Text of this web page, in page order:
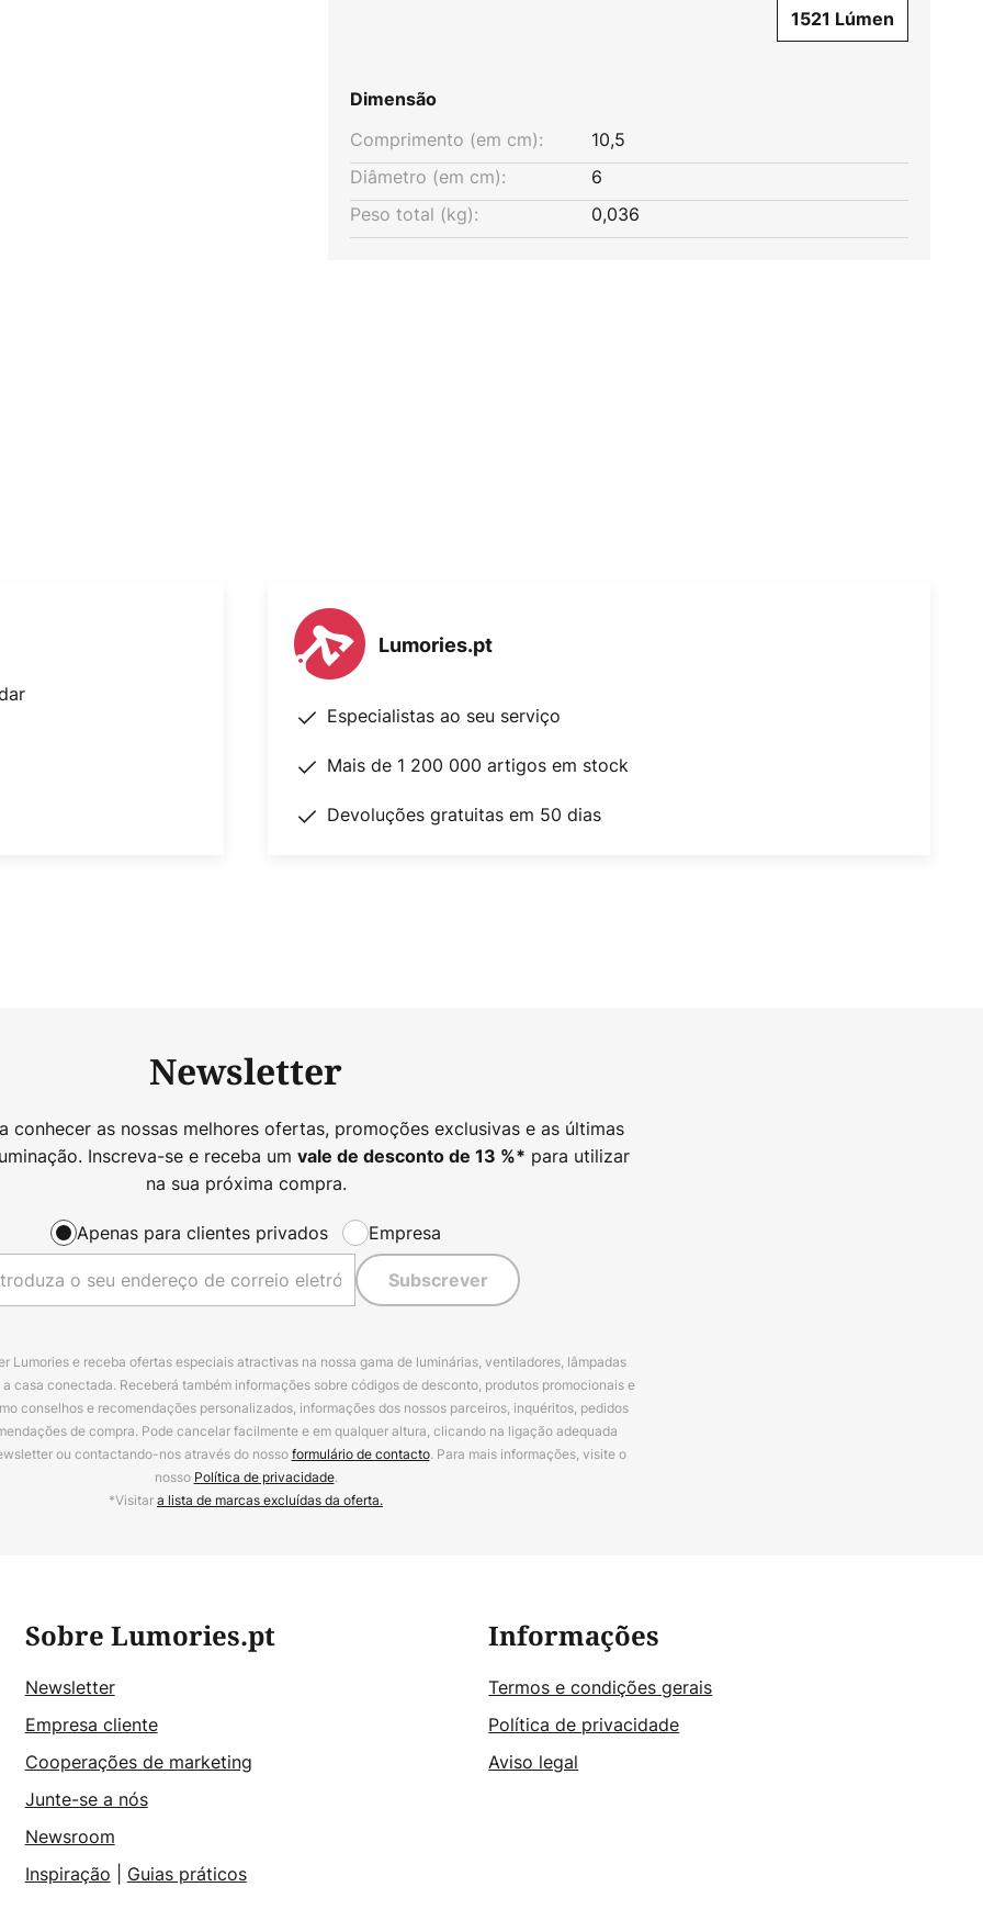
1521 Lúmen
Dimensão
Comprimento (em cm):
10,5
Diâmetro (em cm):
6
Peso total (kg):
0,036
Lumories.pt
Especialistas ao seu serviço
Mais de 1 200 000 artigos em stock
Devoluções gratuitas em 50 dias
Newsletter
conhecer as nossas melhores ofertas, promoções exclusivas e as últimas
Inscreva-se e receba um vale de desconto de 13 %* para utilizar
na sua próxima compra.
Apenas para clientes privados Empresa
Subscrever
Lumories e receba ofertas especiais atractivas na nossa gama de luminárias, ventiladores, lâmpadas
casa conectada. Receberá também informações sobre códigos de desconto, produtos promocionais e
conselhos e recomendações personalizados, informações dos nossos parceiros, inquéritos, pedidos
de compra. Pode cancelar facilmente e em qualquer altura, clicando na ligação adequada
ou contactando-nos através do nossoformulário de contacto. Para mais informações, visite o
nosso Política de privacidade.
*Visitara lista de marcas excluídas da oferta.
Sobre Lumories.pt
Newsletter
Empresa cliente
Cooperações de marketing
Junte-se a nós
Newsroom
Inspiração
Guias práticos
Informações
Termos e condições gerais
Política de privacidade
Aviso legal